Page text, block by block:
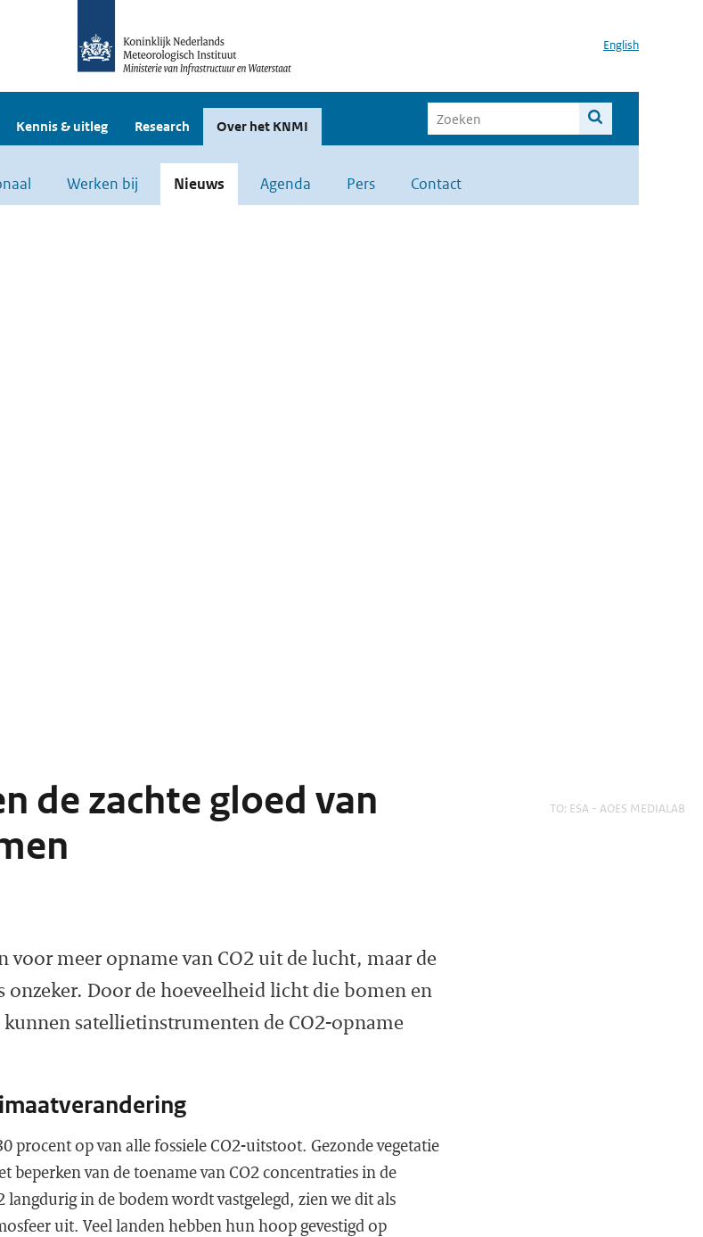
English
Kennis & uitleg Research Over het KNMI
Werken bij Nieuws Agenda Pers Contact
FOTO: ESA - AOES MEDIALAB
de zachte gloed van
voor meer opname van CO2 uit de lucht, maar de
onzeker. Door de hoeveelheid licht die bomen en
satellietinstrumenten de CO2-opname
procent op van alle fossiele CO2-uitstoot. Gezonde vegetatie
beperken van de toename van CO2 concentraties in de
langdurig in de bodem wordt vastgelegd, zien we dit als
uit. Veel landen hebben hun hoop gevestigd op